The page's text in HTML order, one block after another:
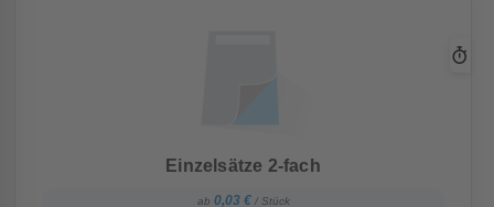
Einzelsätze 2-fach
ab 0,03 €/ Stück